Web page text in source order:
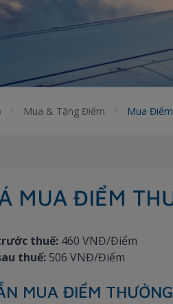
Mua & Tặng Điểm Mua
MUA ĐIỂM
thuế: 460 VNĐ/Điểm
thuế: 506 VNĐ/Điểm
MUA ĐIỂM